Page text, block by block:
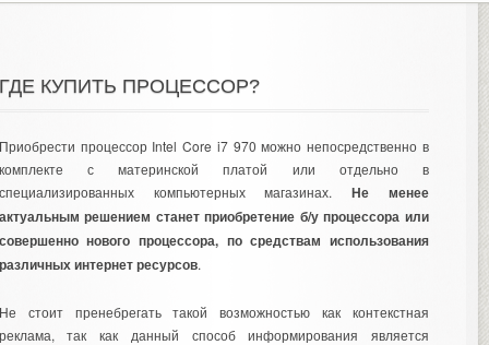
КУПИТЬ ПРОЦЕССОР?
процессор Intel Core i7 970 можно непосредственно в
с материнской платой или отдельно в
компьютерных магазинах.Не менее
решением станет приобретение б/у процессора или
нового процессора, по средствам использования
интернет ресурсов.
стоит пренебрегать такой возможностью как контекстная
, так как данный способ информирования является